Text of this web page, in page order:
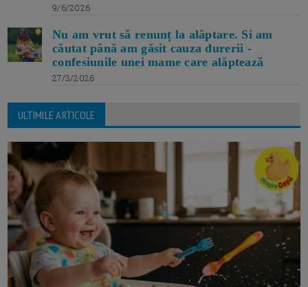
9/6/2026
Nu am vrut să renunț la alăptare. Si am
căutat până am găsit cauza durerii -
confesiunile unei mame care alăptează
27/3/2026
ULTIMILE ARTICOLE